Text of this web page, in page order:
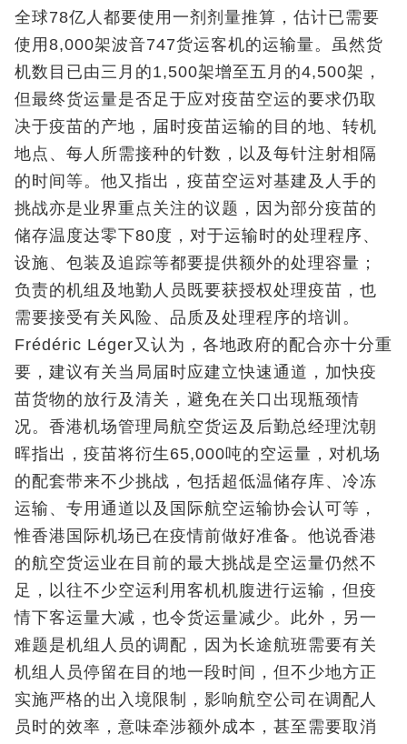
全球78亿人都要使用一剂剂量推算，估计已需要
使用8,000架波音747货运客机的运输量。虽然货
机数目已由三月的1,500架增至五月的4,500架，
但最终货运量是否足于应对疫苗空运的要求仍取
决于疫苗的产地，届时疫苗运输的目的地、转机
地点、每人所需接种的针数，以及每针注射相隔
的时间等。他又指出，疫苗空运对基建及人手的
挑战亦是业界重点关注的议题，因为部分疫苗的
储存温度达零下80度，对于运输时的处理程序、
设施、包装及追踪等都要提供额外的处理容量；
负责的机组及地勤人员既要获授权处理疫苗，也
需要接受有关风险、品质及处理程序的培训。
Frédéric Léger又认为，各地政府的配合亦十分重
要，建议有关当局届时应建立快速通道，加快疫
苗货物的放行及清关，避免在关口出现瓶颈情
况。香港机场管理局航空货运及后勤总经理沈朝
晖指出，疫苗将衍生65,000吨的空运量，对机场
的配套带来不少挑战，包括超低温储存库、冷冻
运输、专用通道以及国际航空运输协会认可等，
惟香港国际机场已在疫情前做好准备。他说香港
的航空货运业在目前的最大挑战是空运量仍然不
足，以往不少空运利用客机机腹进行运输，但疫
情下客运量大减，也令货运量减少。此外，另一
难题是机组人员的调配，因为长途航班需要有关
机组人员停留在目的地一段时间，但不少地方正
实施严格的出入境限制，影响航空公司在调配人
员时的效率，意味牵涉额外成本，甚至需要取消